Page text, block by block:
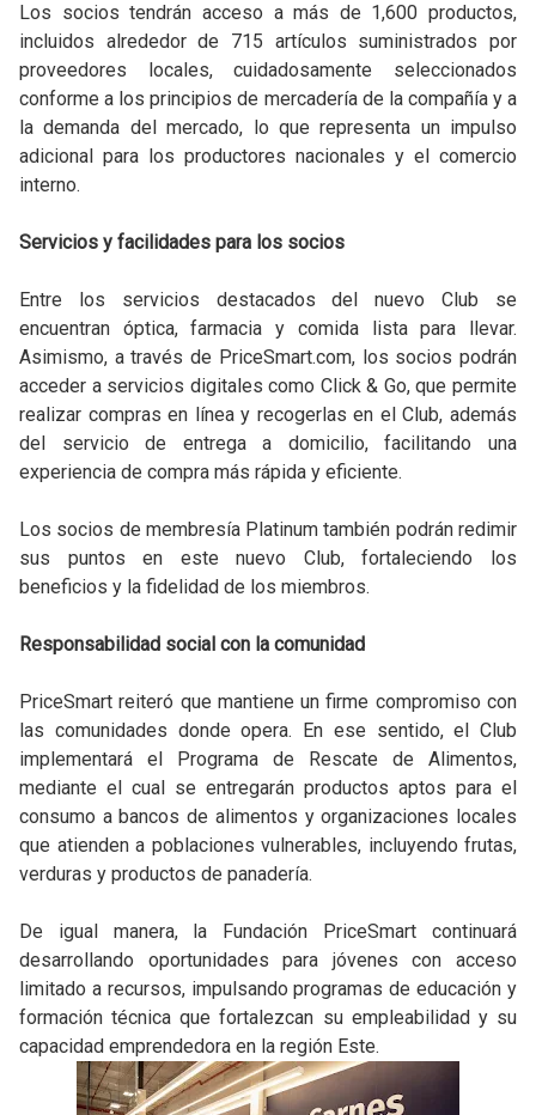
Los socios tendrán acceso a más de 1,600 productos,
incluidos alrededor de 715 artículos suministrados por
proveedores locales, cuidadosamente seleccionados
conforme a los principios de mercadería de la compañía y a
la demanda del mercado, lo que representa un impulso
adicional para los productores nacionales y el comercio
interno.
Servicios y facilidades para los socios
Entre los servicios destacados del nuevo Club se
encuentran óptica, farmacia y comida lista para llevar.
Asimismo, a través de PriceSmart.com, los socios podrán
acceder a servicios digitales como Click & Go, que permite
realizar compras en línea y recogerlas en el Club, además
del servicio de entrega a domicilio, facilitando una
experiencia de compra más rápida y eficiente.
Los socios de membresía Platinum también podrán redimir
sus puntos en este nuevo Club, fortaleciendo los
beneficios y la fidelidad de los miembros.
Responsabilidad social con la comunidad
PriceSmart reiteró que mantiene un firme compromiso con
las comunidades donde opera. En ese sentido, el Club
implementará el Programa de Rescate de Alimentos,
mediante el cual se entregarán productos aptos para el
consumo a bancos de alimentos y organizaciones locales
que atienden a poblaciones vulnerables, incluyendo frutas,
verduras y productos de panadería.
De igual manera, la Fundación PriceSmart continuará
desarrollando oportunidades para jóvenes con acceso
limitado a recursos, impulsando programas de educación y
formación técnica que fortalezcan su empleabilidad y su
capacidad emprendedora en la región Este.